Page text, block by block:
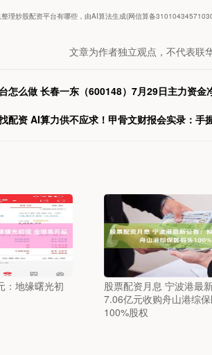
理炒股配资平台有哪些，由AI算法生成(网信算备
文章为作者独立观点，不代表联
怎么做 长春一东（600148）7月29日主力资金
配资 AI算力供不应求！甲骨文财报会实录：手
：地缘曙光初
股票配资月息 宁波港最
7.06亿元收购舟山港综
100%股权